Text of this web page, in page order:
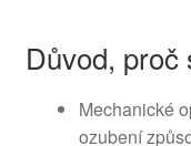
Důvod,
Mechanické
ozubení